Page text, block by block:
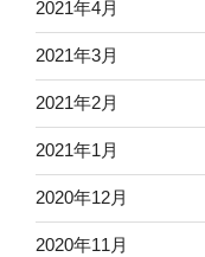
2021年4月
2021年3月
2021年2月
2021年1月
2020年12月
2020年11月